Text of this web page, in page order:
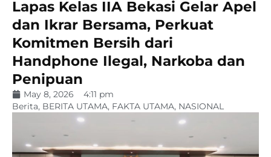
Lapas Kelas IIA Bekasi Gelar Apel
dan Ikrar Bersama, Perkuat
Komitmen Bersih dari
Handphone Ilegal, Narkoba dan
Penipuan
May 8, 2026
4:11 pm
Berita, BERITA UTAMA, FAKTA UTAMA, NASIONAL